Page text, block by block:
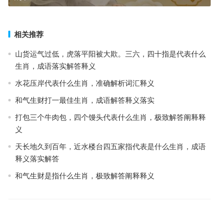
相关推荐
山货运气过低，虎落平阳被大欺。三六，四十指是代表什么
生肖，成语落实解答释义
水花压岸代表什么生肖，准确解析词汇释义
和气生财打一最佳生肖，成语解答释义落实
打包三个牛肉包，四个馒头代表什么生肖，极致解答阐释释
义
天长地久到百年，近水楼台四五家指代表是什么生肖，成语
释义落实解答
和气生财是指什么生肖，极致解答阐释释义